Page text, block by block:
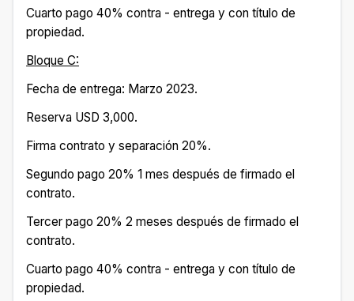
Cuarto pago 40% contra - entrega y con título de
propiedad.
Bloque C:
Fecha de entrega: Marzo 2023.
Reserva USD 3,000.
Firma contrato y separación 20%.
Segundo pago 20% 1 mes después de firmado el
contrato.
Tercer pago 20% 2 meses después de firmado el
contrato.
Cuarto pago 40% contra - entrega y con título de
propiedad.